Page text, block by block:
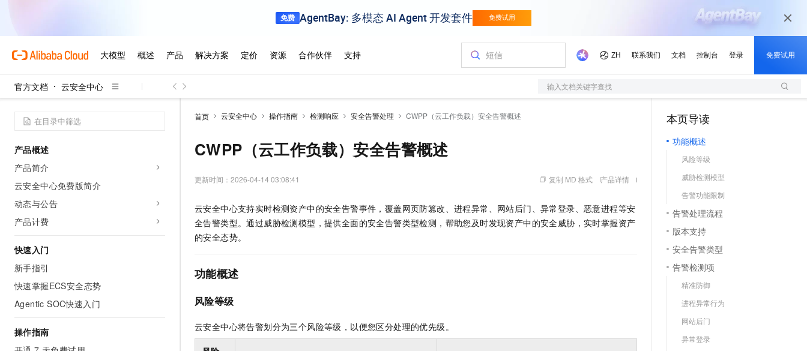
官方文档 云安全中心 输入文档关键字查找
产品概述
产品简介
云安全中心免费版简介
动态与公告
产品计费
快速入门
新手指引
快速掌握ECS安全态势
Agentic SOC快速入门
操作指南
首页 云安全中心 操作指南 检测响应 安全告警处理 CWPP（云工作负载）安全告警概述
CWPP（云工作负载）安全告警概述
更新时间： 2026-04-14 03:08:41 复制 MD 格式 产品详情
云安全中心支持实时检测资产中的安全告警事件，覆盖网页防篡改、进程异常、网站后门、异常登录、恶意进程等安
全告警类型。通过威胁检测模型，提供全面的安全告警类型检测，帮助您及时发现资产中的安全威胁，实时掌握资产
的安全态势。
功能概述
风险等级
云安全中心将告警划分为三个风险等级，以便您区分处理的优先级。
本页导读
功能概述
风险等级
威胁检测模型
告警功能限制
告警处理流程
版本支持
安全告警类型
告警检测项
精准防御
进程异常行为
网站后门
异常登录